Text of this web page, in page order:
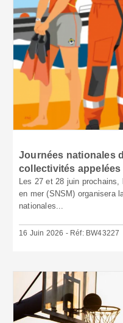
Journées nationales
collectivités
Les 27 et 28 juin
en mer (SNSM) organisera
nationales...
16 Juin 2026 - Réf: BW43227